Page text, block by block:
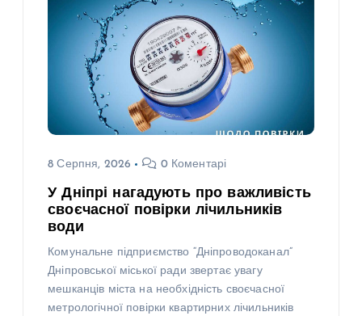
8 Серпня, 2026 0 Коментарі
У Дніпрі нагадують про важливість
своєчасної повірки лічильників
води
Комунальне підприємство “Дніпроводоканал”
Дніпровської міської ради звертає увагу
мешканців міста на необхідність своєчасної
метрологічної повірки квартирних лічильників